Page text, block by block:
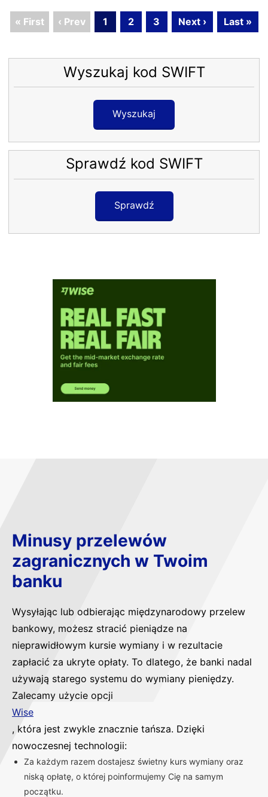
« First ‹ Prev 1 2 3 Next › Last »
Wyszukaj kod SWIFT
Wyszukaj
Sprawdź kod SWIFT
Sprawdź
Minusy przelewów
zagranicznych w Twoim
banku
Wysyłając lub odbierając międzynarodowy przelew
bankowy, możesz stracić pieniądze na
nieprawidłowym kursie wymiany i w rezultacie
zapłacić za ukryte opłaty. To dlatego, że banki nadal
używają starego systemu do wymiany pieniędzy.
Zalecamy użycie opcji
Wise
, która jest zwykle znacznie tańsza. Dzięki
nowoczesnej technologii:
Za każdym razem dostajesz świetny kurs wymiany oraz
niską opłatę, o której poinformujemy Cię na samym
początku.